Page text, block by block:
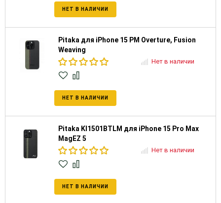
НЕТ В НАЛИЧИИ
Pitaka для iPhone 15 PM Overture, Fusion
Weaving
Нет в наличии
НЕТ В НАЛИЧИИ
Pitaka KI1501BTLM для iPhone 15 Pro Max
MagEZ 5
Нет в наличии
НЕТ В НАЛИЧИИ